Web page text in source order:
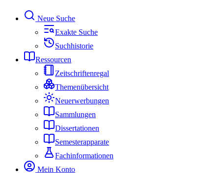
Neue Suche
Exakte Suche
Suchhistorie
Ressourcen
Zeitschriftenregal
Themenübersicht
Neuerwerbungen
Sammlungen
Dissertationen
Semesterapparate
Fachinformationen
Mein Konto